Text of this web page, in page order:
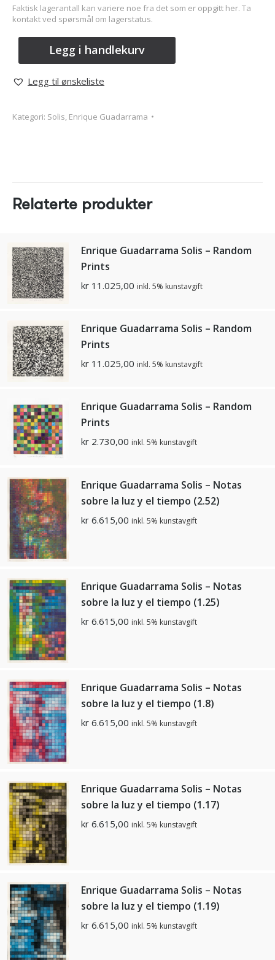
Faktisk lagerantall kan variere noe fra det som er oppgitt her. Ta
kontakt ved spørsmål om lagerstatus.
Legg i handlekurv
Legg til ønskeliste
Kategori: Solis, Enrique Guadarrama
Relaterte produkter
Enrique Guadarrama Solis – Random
Prints
kr 11.025,00 inkl. 5% kunstavgift
Enrique Guadarrama Solis – Random
Prints
kr 11.025,00 inkl. 5% kunstavgift
Enrique Guadarrama Solis – Random
Prints
kr 2.730,00 inkl. 5% kunstavgift
Enrique Guadarrama Solis – Notas
sobre la luz y el tiempo (2.52)
kr 6.615,00 inkl. 5% kunstavgift
Enrique Guadarrama Solis – Notas
sobre la luz y el tiempo (1.25)
kr 6.615,00 inkl. 5% kunstavgift
Enrique Guadarrama Solis – Notas
sobre la luz y el tiempo (1.8)
kr 6.615,00 inkl. 5% kunstavgift
Enrique Guadarrama Solis – Notas
sobre la luz y el tiempo (1.17)
kr 6.615,00 inkl. 5% kunstavgift
Enrique Guadarrama Solis – Notas
sobre la luz y el tiempo (1.19)
kr 6.615,00 inkl. 5% kunstavgift